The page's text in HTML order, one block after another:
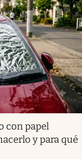
con papel
y para qué